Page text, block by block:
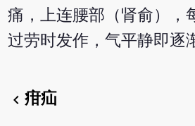
痛，上连腰部（肾俞），
过劳时发作，气平静即逐
chevron_left疳疝